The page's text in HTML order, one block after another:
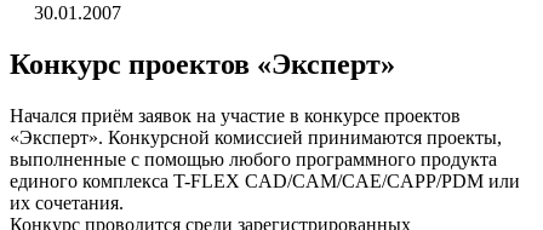
30.01.2007
Конкурс проектов «Эксперт»
Начался приём заявок на участие в конкурсе проектов
«Эксперт». Конкурсной комиссией принимаются проекты,
выполненные с помощью любого программного продукта
единого комплекса T-FLEX CAD/CAM/CAE/CAPP/PDM или
их сочетания.
Конкурс проводится среди зарегистрированных